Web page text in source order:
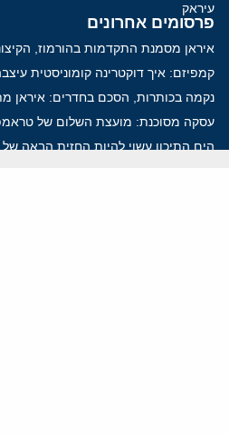
עיראק
פרסומים אחרונים
איראן מסמנת התקדמות בהורמוז,
קמפיזם: איך דוקטרינה קומוניסטית
נקמה בכותרות, הסכם בחדרים: איראן
עסקה מסוכנת: מועצת השלום של
הים התיכון עשוי להיות החזית הבאה של